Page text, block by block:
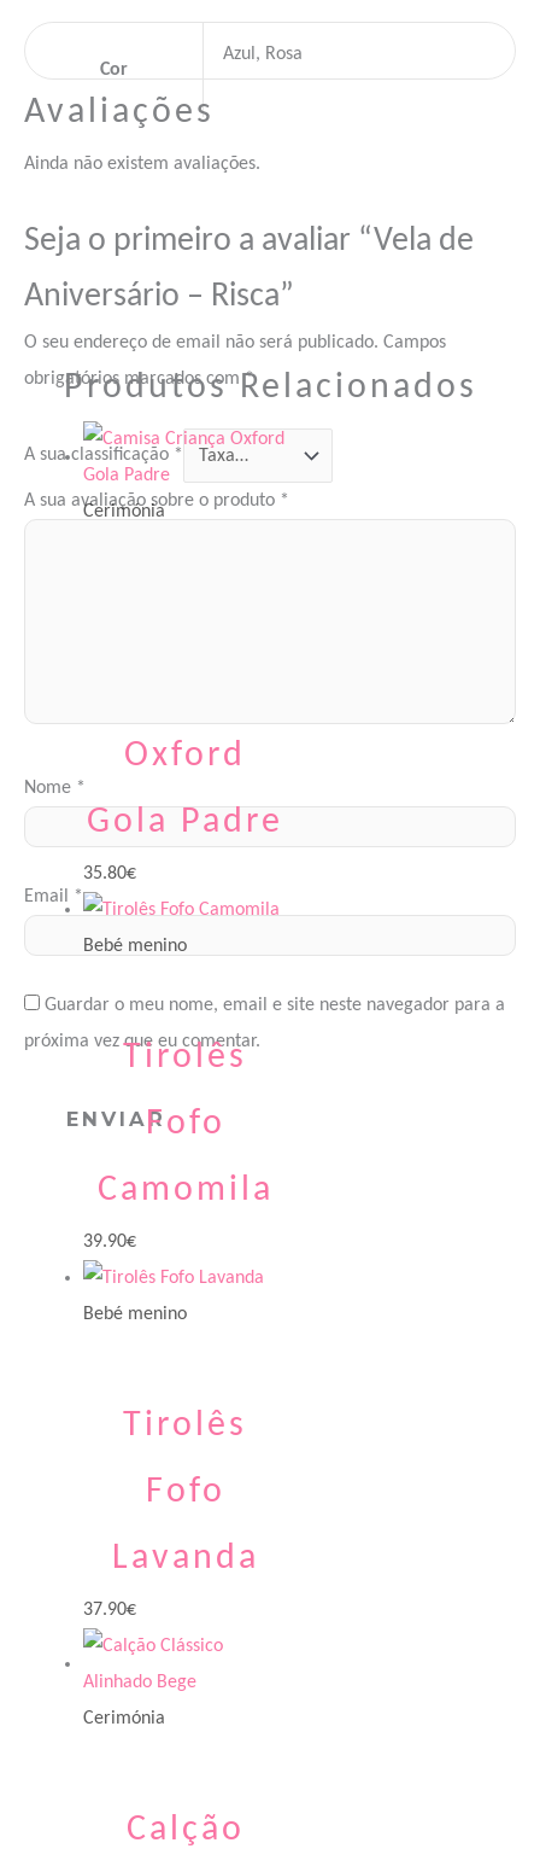
Cor
Azul, Rosa
Avaliações
Ainda não existem avaliações.
Seja o primeiro a avaliar “Vela de
Aniversário – Risca”
O seu endereço de email não será publicado. Campos
obrigatórios marcados com*
A sua classificação *
A sua avaliação sobre o produto *
Nome *
Email *
Guardar o meu nome, email e site neste navegador para a
próxima vez que eu comentar.
Produtos Relacionados
Cerimónia
Oxford
Gola Padre
35.80€
Bebé menino
Tirolês
Fofo
Camomila
39.90€
Bebé menino
Tirolês
Fofo
Lavanda
37.90€
Cerimónia
Calção